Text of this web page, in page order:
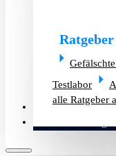
Ratgeber
Testlabor
alle Ratgeber
Altlager verkaufen